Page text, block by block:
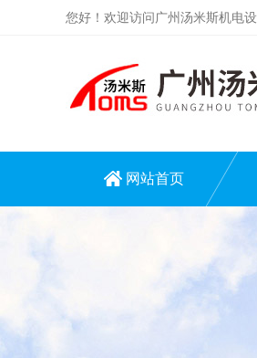
您好！欢迎访问广州汤米斯机电
网站首页